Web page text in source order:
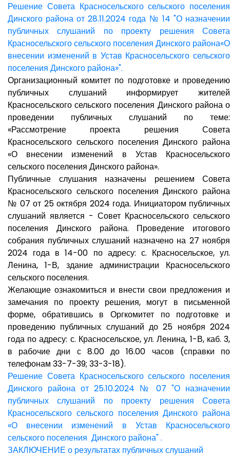
Решение Совета Красносельского сельского поселения
Динского района от 28.11.2024 года № 14 "О назначении
публичных слушаний по проекту решения Совета
Красносельского сельского поселения Динского района«О
внесении изменений в Устав Красносельского сельского
поселения Динского района»".
Организационный комитет по подготовке и проведению
публичных слушаний информирует жителей
Красносельского сельского поселения Динского района о
проведении публичных слушаний по теме:
«Рассмотрение проекта решения Совета
Красносельского сельского поселения Динского района
«О внесении изменений в Устав Красносельского
сельского поселения Динского района».
Публичные слушания назначены решением Совета
Красносельского сельского поселения Динского района
№ 07 от 25 октября 2024 года. Инициатором публичных
слушаний является - Совет Красносельского сельского
поселения Динского района. Проведение итогового
собрания публичных слушаний назначено на 27 ноября
2024 года в 14-00 по адресу: с. Красносельское, ул.
Ленина, 1-В, здание администрации Красносельского
сельского поселения.
Желающие ознакомиться и внести свои предложения и
замечания по проекту решения, могут в письменной
форме, обратившись в Оргкомитет по подготовке и
проведению публичных слушаний до 25 ноября 2024
года по адресу: с. Красносельское, ул. Ленина, 1-В, каб. 3,
в рабочие дни с 8.00 до 16.00 часов (справки по
телефонам 33-7-39; 33-3-18).
Решение Совета Красносельского сельского поселения
Динского района от 25.10.2024 № 07 "О назначении
публичных слушаний по проекту решения Совета
Красносельского сельского поселения Динского района
«О внесении изменений в Устав Красносельского
сельского поселения Динского района" .
ЗАКЛЮЧЕНИЕ о результатах публичных слушаний